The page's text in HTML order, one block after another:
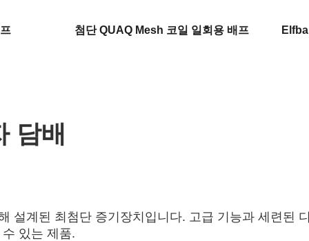
첨단 QUAQ Mesh 코일 일회용 배프
담배
설계된 최첨단 증기장치입니다. 고급 기능과 세련된
있는 제품.